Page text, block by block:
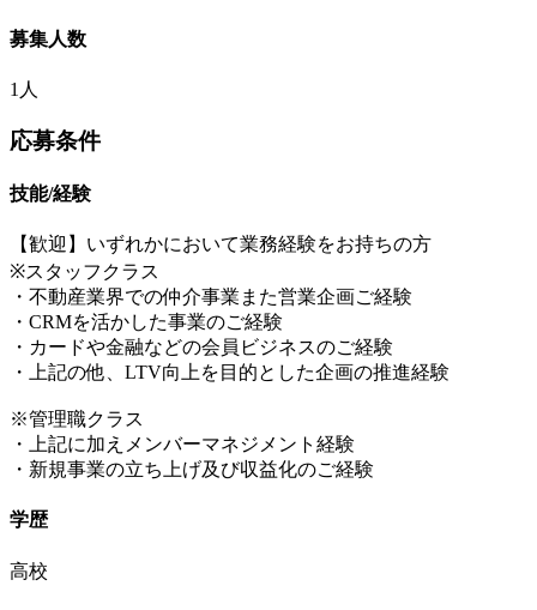
募集人数
1人
応募条件
技能/経験
【歓迎】いずれかにおいて業務経験をお持ちの方
※スタッフクラス
・不動産業界での仲介事業また営業企画ご経験
・CRMを活かした事業のご経験
・カードや金融などの会員ビジネスのご経験
・上記の他、LTV向上を目的とした企画の推進経験
※管理職クラス
・上記に加えメンバーマネジメント経験
・新規事業の立ち上げ及び収益化のご経験
学歴
高校